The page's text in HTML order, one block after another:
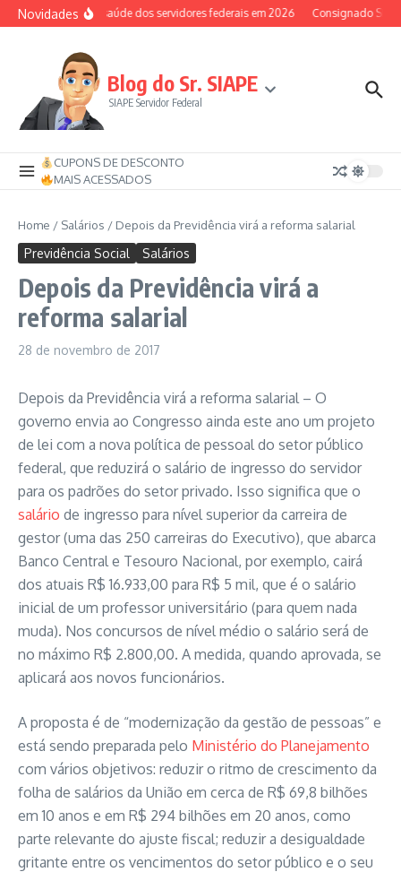
Ir para o conteúdo
NovidadesAuxílio-saúde dos servidores federais em 2026 Consignado
Blog do Sr. SIAPE
SIAPE Servidor Federal
CUPONS DE DESCONTO
MAIS ACESSADOS
Home / Salários / Depois da Previdência virá a reforma salarial
Previdência Social Salários
Depois da Previdência virá a
reforma salarial
28 de novembro de 2017
Depois da Previdência virá a reforma salarial – O
governo envia ao Congresso ainda este ano um projeto
de lei com a nova política de pessoal do setor público
federal, que reduzirá o salário de ingresso do servidor
para os padrões do setor privado. Isso significa que o
salário de ingresso para nível superior da carreira de
gestor (uma das 250 carreiras do Executivo), que abarca
Banco Central e Tesouro Nacional, por exemplo, cairá
dos atuais R$ 16.933,00 para R$ 5 mil, que é o salário
inicial de um professor universitário (para quem nada
muda). Nos concursos de nível médio o salário será de
no máximo R$ 2.800,00. A medida, quando aprovada, se
aplicará aos novos funcionários.
A proposta é de “modernização da gestão de pessoas” e
está sendo preparada pelo Ministério do Planejamento
com vários objetivos: reduzir o ritmo de crescimento da
folha de salários da União em cerca de R$ 69,8 bilhões
em 10 anos e em R$ 294 bilhões em 20 anos, como
parte relevante do ajuste fiscal; reduzir a desigualdade
gritante entre os vencimentos do setor público e o seu